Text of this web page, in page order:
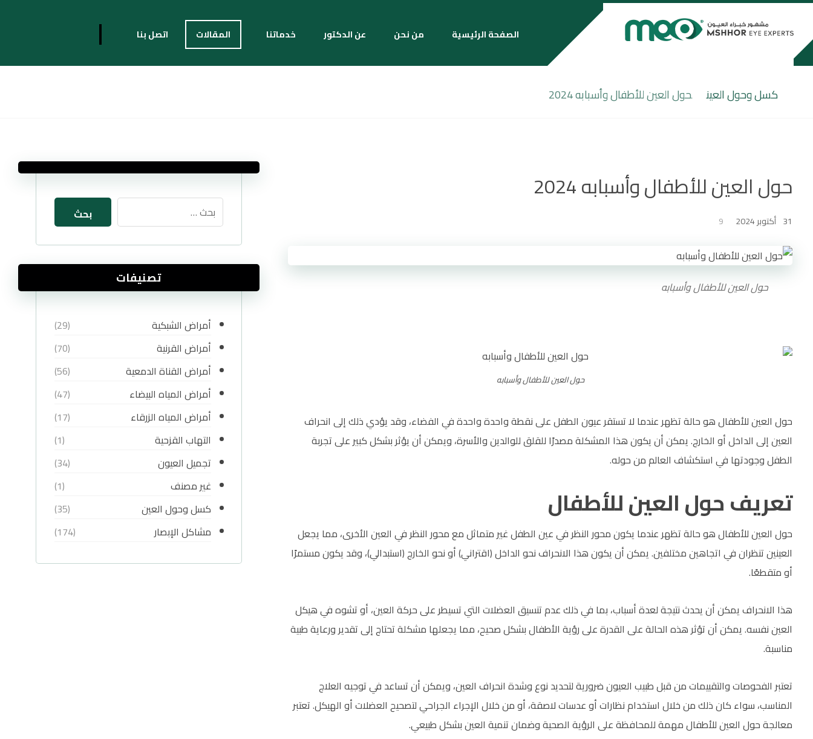
الصفحة الرئيسية من نحن عن الدكتور خدماتنا المقالات اتصل بنا
كسل وحول العين حول العين للأطفال وأسبابه 2024
حول العين للأطفال وأسبابه 2024
31 أكتوبر 2024 9
حول العين للأطفال وأسبابه
حول العين للأطفال وأسبابه
حول العين للأطفال هو حالة تظهر عندما لا تستقر عيون الطفل على نقطة واحدة واحدة في الفضاء، وقد يؤدي ذلك إلى انحراف
العين إلى الداخل أو الخارج. يمكن أن يكون هذا المشكلة مصدرًا للقلق للوالدين والأسرة، ويمكن أن يؤثر بشكل كبير على تجربة
الطفل وجودتها في استكشاف العالم من حوله.
تعريف حول العين للأطفال
حول العين للأطفال هو حالة تظهر عندما يكون محور النظر في عين الطفل غير متماثل مع محور النظر في العين الأخرى، مما يجعل
العينين تنظران في اتجاهين مختلفين. يمكن أن يكون هذا الانحراف نحو الداخل (اقتراني) أو نحو الخارج (استبدالي)، وقد يكون مستمرًا
أو متقطعًا.
هذا الانحراف يمكن أن يحدث نتيجة لعدة أسباب، بما في ذلك عدم تنسيق العضلات التي تسيطر على حركة العين، أو تشوه في هيكل
العين نفسه. يمكن أن تؤثر هذه الحالة على القدرة على رؤية الأطفال بشكل صحيح، مما يجعلها مشكلة تحتاج إلى تقدير ورعاية طبية
مناسبة.
تعتبر الفحوصات والتقييمات من قبل طبيب العيون ضرورية لتحديد نوع وشدة انحراف العين، ويمكن أن تساعد في توجيه العلاج
المناسب، سواء كان ذلك من خلال استخدام نظارات أو عدسات لاصقة، أو من خلال الإجراء الجراحي لتصحيح العضلات أو الهيكل. تعتبر
معالجة حول العين للأطفال مهمة للمحافظة على الرؤية الصحية وضمان تنمية العين بشكل طبيعي.
تصنيفات
أمراض الشبكية
(29)
أمراض القرنية
(70)
أمراض القناة الدمعية
(56)
أمراض المياه البيضاء
(47)
أمراض المياه الزرقاء
(17)
التهاب القزحية
(1)
تجميل العيون
(34)
غير مصنف
(1)
كسل وحول العين
(35)
مشاكل الإبصار
(174)